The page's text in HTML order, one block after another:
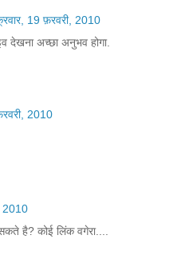
19 फ़रवरी, 2010
देखना अच्छा अनुभव होगा.
2010
2010
है? कोई लिंक वगेरा....